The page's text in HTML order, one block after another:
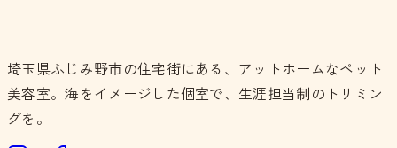
埼玉県ふじみ野市の住宅街にある、アットホームなペット
美容室。海をイメージした個室で、生涯担当制のトリミン
グを。